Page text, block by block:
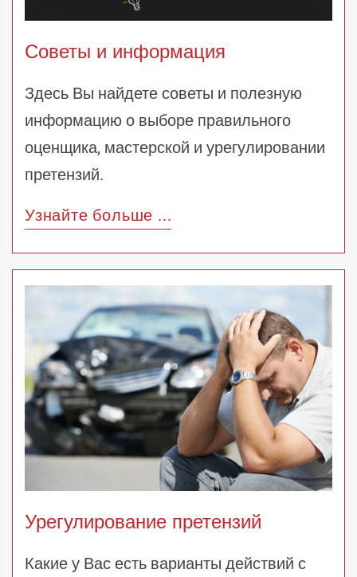
Советы и информация
Здесь Вы найдете советы и полезную
информацию о выборе правильного
оценщика, мастерской и урегулировании
претензий.
Узнайте больше ...
Урегулирование претензий
Какие у Вас есть варианты действий с